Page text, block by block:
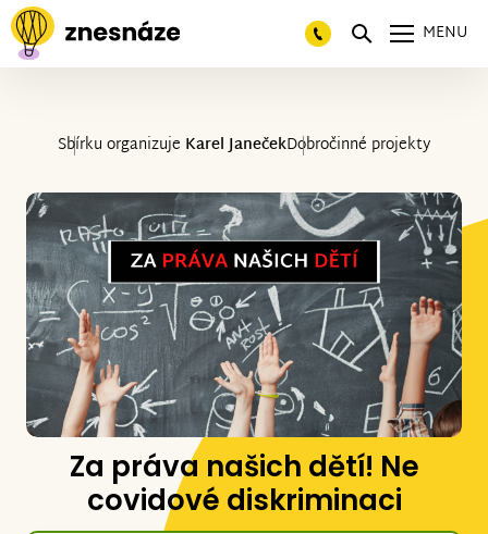
MENU
Sbírku organizuje Karel JanečekDobročinné projekty
Za práva našich dětí! Ne
covidové diskriminaci